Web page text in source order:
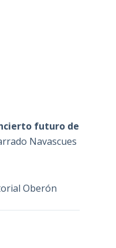
futuro de
Navascues
Oberón